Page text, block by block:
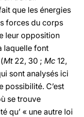
que les énergies
forces du corps
leur opposition
laquelle font
Mt22, 30 ; Mc 12,
sont analysés ici
possibilité. C’est
se trouve
qu’ « une autre loi